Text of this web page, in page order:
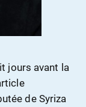
jours avant la
de Syriza